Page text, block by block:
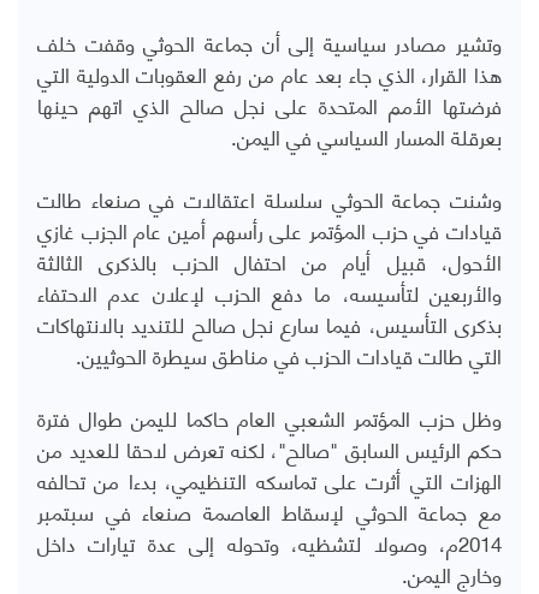
وتشير مصادر سياسية إلى أن جماعة الحوثي وقفت خلف
هذا القرار، الذي جاء بعد عام من رفع العقوبات الدولية التي
فرضتها الأمم المتحدة على نجل صالح الذي اتهم حينها
بعرقلة المسار السياسي في اليمن.
وشنت جماعة الحوثي سلسلة اعتقالات في صنعاء طالت
قيادات في حزب المؤتمر على رأسهم أمين عام الجزب غازي
الأحول، قبيل أيام من احتفال الحزب بالذكرى الثالثة
والأربعين لتأسيسه، ما دفع الحزب لإعلان عدم الاحتفاء
بذكرى التأسيس، فيما سارع نجل صالح للتنديد بالانتهاكات
التي طالت قيادات الحزب في مناطق سيطرة الحوثيين.
وظل حزب المؤتمر الشعبي العام حاكما لليمن طوال فترة
حكم الرئيس السابق "صالح"، لكنه تعرض لاحقا للعديد من
الهزات التي أثرت على تماسكه التنظيمي، بدءا من تحالفه
مع جماعة الحوثي لإسقاط العاصمة صنعاء في سبتمبر
2014م، وصولا لتشظيه، وتحوله إلى عدة تيارات داخل
وخارج اليمن.